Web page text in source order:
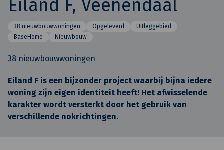
Eiland F, Veenendaal
38 nieuwbouwwoningen Opgeleverd
Uitleggebied
BaseHome
Nieuwbouw
38 nieuwbouwwoningen
Eiland F is een bijzonder project waarbij bijna iedere
woning zijn eigen identiteit heeft! Het afwisselende
karakter wordt versterkt door het gebruik van
verschillende nokrichtingen.